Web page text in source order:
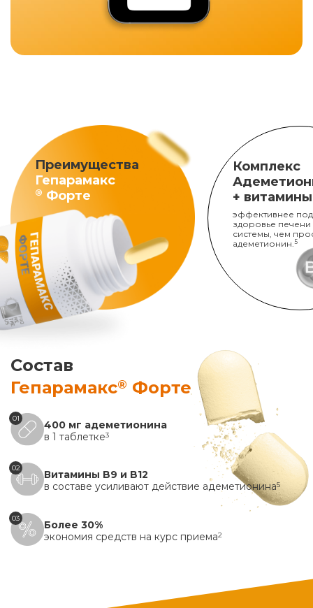
Преимущества
Гепарамакс
® Форте
Комплекс
+
эффективнее
здоровье печени
системы, чем
адеметионин. 5
Состав
Гепарамакс® Форте
01
400 мг адеметионина
в 1 таблетке3
02
Витамины B9 и B12
в составе усиливают действие адеметионина5
03
Более 30%
экономия средств на курс приема2